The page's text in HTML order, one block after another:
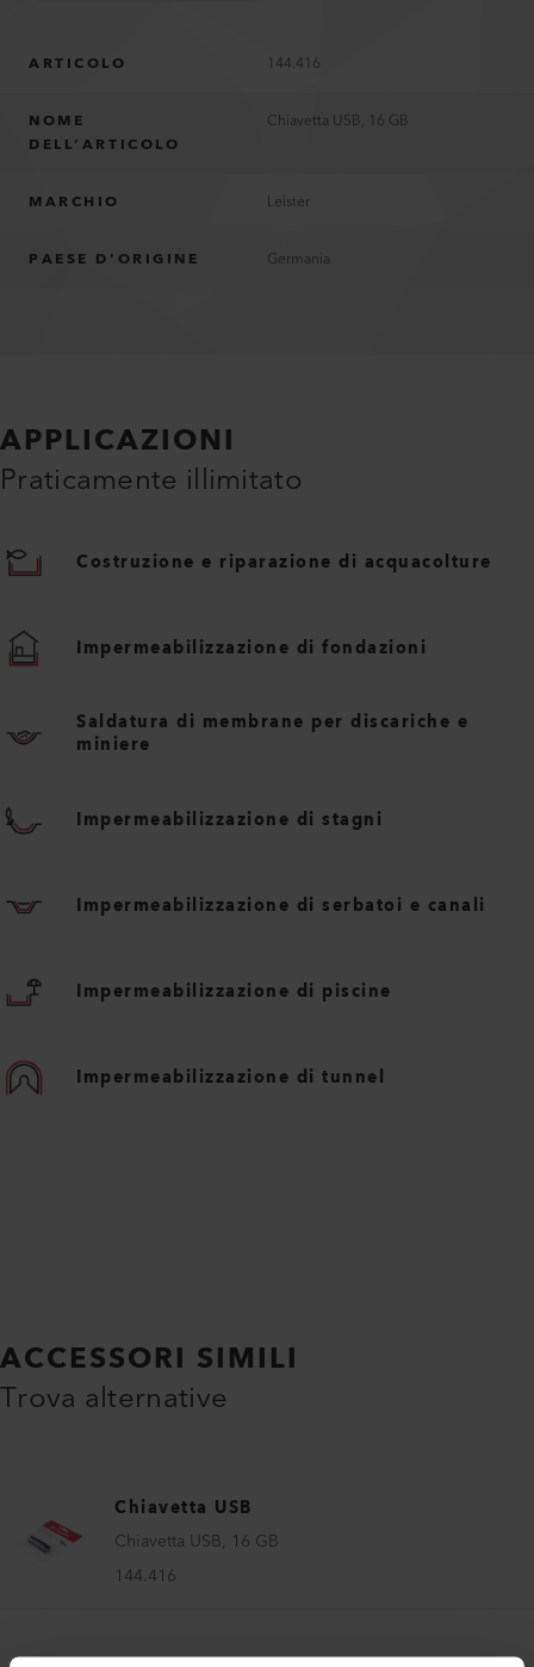
ARTICOLO 144.416
NOME
DELL’ARTICOLO
Chiavetta USB, 16 GB
MARCHIO Leister
PAESE D'ORIGINE Germania
APPLICAZIONI
Praticamente illimitato
Costruzione e riparazione di acquacolture
Impermeabilizzazione di fondazioni
Saldatura di membrane per discariche e
miniere
Impermeabilizzazione di stagni
Impermeabilizzazione di serbatoi e canali
Impermeabilizzazione di piscine
Impermeabilizzazione di tunnel
ACCESSORI SIMILI
Trova alternative
Chiavetta USB
Chiavetta USB, 16 GB
144.416